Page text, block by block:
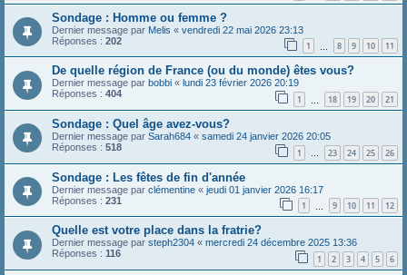
Sondage : Homme ou femme ?
Dernier message par Melis « vendredi 22 mai 2026 23:13
Réponses : 202 1 8 9 10 11
De quelle région de France (ou du monde) êtes vous?
Dernier message par bobbi « lundi 23 février 2026 20:19
Réponses : 404 1 18 19 20 21
Sondage : Quel âge avez-vous?
Dernier message par Sarah684 « samedi 24 janvier 2026 20:05
Réponses : 518 1 … 23 24 25 26
Sondage : Les fêtes de fin d'année
Dernier message par clémentine « jeudi 01 janvier 2026 16:17
Réponses : 231 1 9 10 11 12
Quelle est votre place dans la fratrie?
Dernier message par steph2304 « mercredi 24 décembre 2025 13:36
Réponses : 116 1 2 3 4 5 6